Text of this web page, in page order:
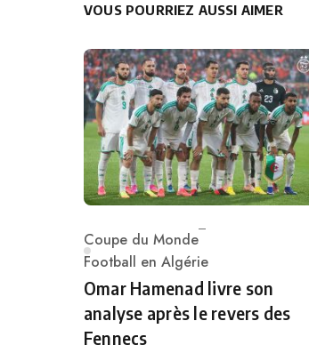
VOUS POURRIEZ AUSSI AIMER
Category
Coupe du Monde
Football en Algérie
Omar Hamenad livre son
analyse après le revers des
Fennecs